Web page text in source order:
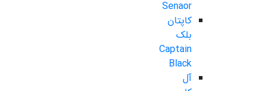
Senaor
کاپتان
بلک
Captain
Black
آل